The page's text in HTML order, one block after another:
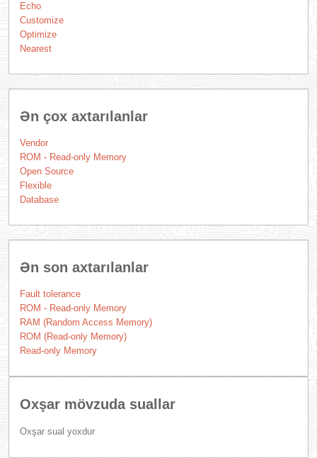
Echo
Customize
Optimize
Nearest
Ən çox axtarılanlar
Vendor
ROM - Read-only Memory
Open Source
Flexible
Database
Ən son axtarılanlar
Fault tolerance
ROM - Read-only Memory
RAM (Random Access Memory)
ROM (Read-only Memory)
Read-only Memory
Oxşar mövzuda suallar
Oxşar sual yoxdur